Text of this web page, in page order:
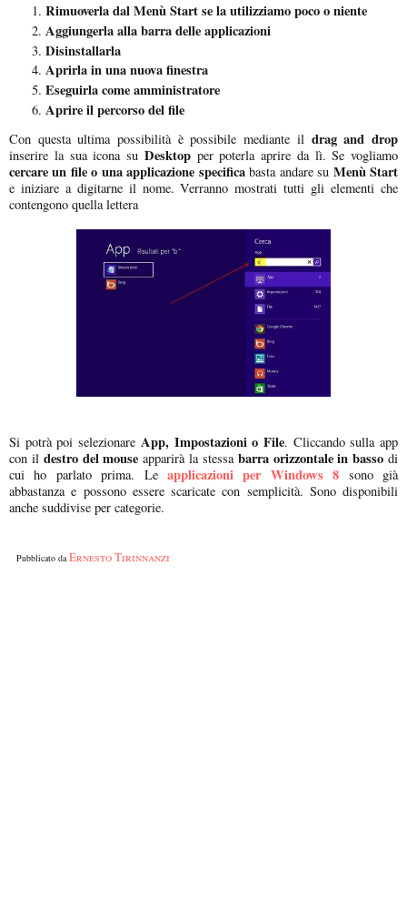
Rimuoverla dal Menù Start se la utilizziamo poco o niente
Aggiungerla alla barra delle applicazioni
Disinstallarla
Aprirla in una nuova finestra
Eseguirla come amministratore
Aprire il percorso del file
Con questa ultima possibilità è possibile mediante il drag and drop
inserire la sua icona su Desktop per poterla aprire da lì. Se vogliamo
cercare un file o una applicazione specificabasta andare su Menù Start
e iniziare a digitarne il nome. Verranno mostrati tutti gli elementi che
contengono quella lettera
Si potrà poi selezionare App, Impostazioni o File. Cliccando sulla app
con il destro del mouse apparirà la stessa barra orizzontale in basso di
cui ho parlato prima. Le applicazioni per Windows 8 sono già
abbastanza e possono essere scaricate con semplicità. Sono disponibili
anche suddivise per categorie.
Pubblicato daErnesto Tirinnanzi